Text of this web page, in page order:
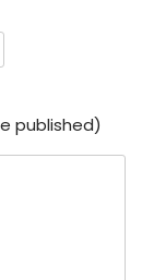
published)